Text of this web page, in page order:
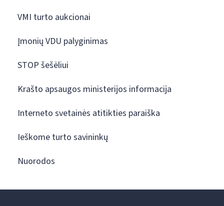
VMI turto aukcionai
Įmonių VDU palyginimas
STOP šešėliui
Krašto apsaugos ministerijos informacija
Interneto svetainės atitikties paraiška
Ieškome turto savininkų
Nuorodos